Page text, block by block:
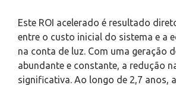
Este ROI acelerado é resultado
entre o custo inicial do sistema e a
na conta de luz. Com uma geração
abundante e constante, a redução
significativa. Ao longo de 2,7 anos,